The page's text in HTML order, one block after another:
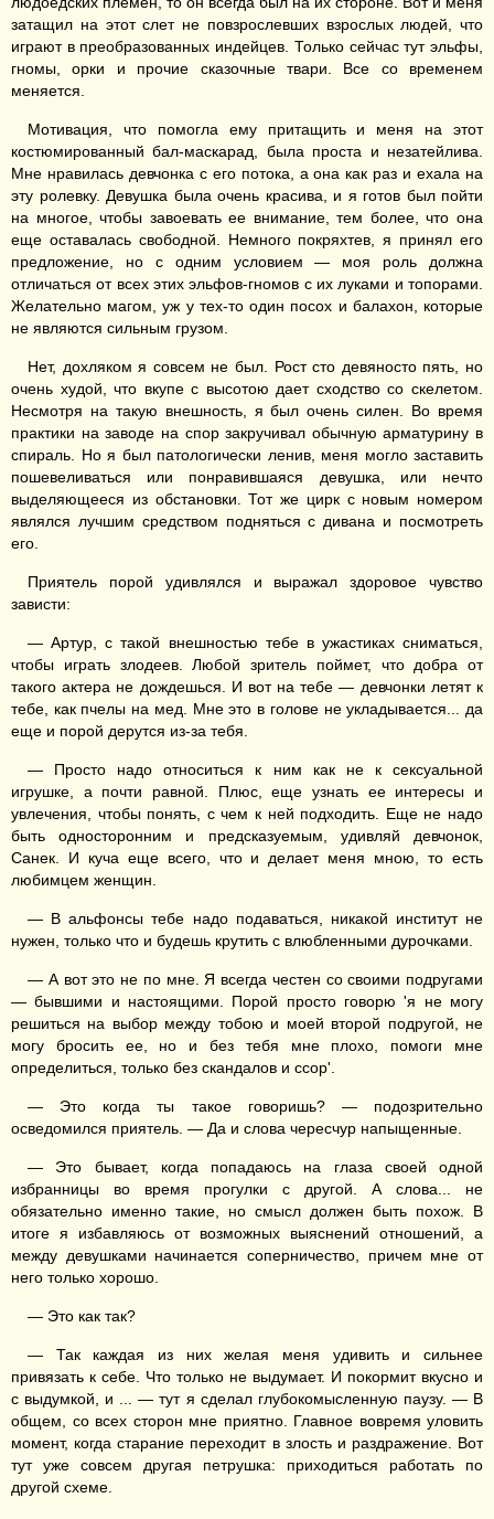
затащил на этот слет не повзрослевших взрослых людей, что
играют в преобразованных индейцев. Только сейчас тут эльфы,
гномы, орки и прочие сказочные твари. Все со временем
меняется.
Мотивация, что помогла ему притащить и меня на этот
костюмированный бал-маскарад, была проста и незатейлива.
Мне нравилась девчонка с его потока, а она как раз и ехала на
эту ролевку. Девушка была очень красива, и я готов был пойти
на многое, чтобы завоевать ее внимание, тем более, что она
еще оставалась свободной. Немного покряхтев, я принял его
предложение, но с одним условием — моя роль должна
отличаться от всех этих эльфов-гномов с их луками и топорами.
Желательно магом, уж у тех-то один посох и балахон, которые
не являются сильным грузом.
Нет, дохляком я совсем не был. Рост сто девяносто пять, но
очень худой, что вкупе с высотою дает сходство со скелетом.
Несмотря на такую внешность, я был очень силен. Во время
практики на заводе на спор закручивал обычную арматурину в
спираль. Но я был патологически ленив, меня могло заставить
пошевеливаться или понравившаяся девушка, или нечто
выделяющееся из обстановки. Тот же цирк с новым номером
являлся лучшим средством подняться с дивана и посмотреть
его.
Приятель порой удивлялся и выражал здоровое чувство
зависти:
— Артур, с такой внешностью тебе в ужастиках сниматься,
чтобы играть злодеев. Любой зритель поймет, что добра от
такого актера не дождешься. И вот на тебе — девчонки летят к
тебе, как пчелы на мед. Мне это в голове не укладывается... да
еще и порой дерутся из-за тебя.
— Просто надо относиться к ним как не к сексуальной
игрушке, а почти равной. Плюс, еще узнать ее интересы и
увлечения, чтобы понять, с чем к ней подходить. Еще не надо
быть односторонним и предсказуемым, удивляй девчонок,
Санек. И куча еще всего, что и делает меня мною, то есть
любимцем женщин.
— В альфонсы тебе надо подаваться, никакой институт не
нужен, только что и будешь крутить с влюбленными дурочками.
— А вот это не по мне. Я всегда честен со своими подругами
— бывшими и настоящими. Порой просто говорю 'я не могу
решиться на выбор между тобою и моей второй подругой, не
могу бросить ее, но и без тебя мне плохо, помоги мне
определиться, только без скандалов и ссор'.
— Это когда ты такое говоришь? — подозрительно
осведомился приятель. — Да и слова чересчур напыщенные.
— Это бывает, когда попадаюсь на глаза своей одной
избранницы во время прогулки с другой. А слова... не
обязательно именно такие, но смысл должен быть похож. В
итоге я избавляюсь от возможных выяснений отношений, а
между девушками начинается соперничество, причем мне от
него только хорошо.
— Это как так?
— Так каждая из них желая меня удивить и сильнее
привязать к себе. Что только не выдумает. И покормит вкусно и
с выдумкой, и ... — тут я сделал глубокомысленную паузу. — В
общем, со всех сторон мне приятно. Главное вовремя уловить
момент, когда старание переходит в злость и раздражение. Вот
тут уже совсем другая петрушка: приходиться работать по
другой схеме.